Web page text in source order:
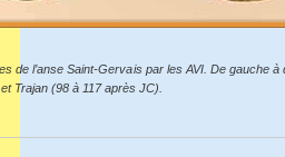
de l’anse Saint-Gervais par les AVI. De gauche
Trajan (98 à 117 après JC).